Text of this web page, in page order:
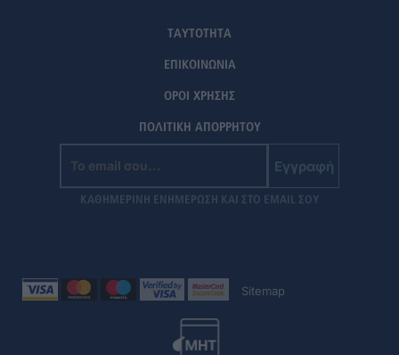
ΤΑΥΤΟΤΗΤΑ
ΕΠΙΚΟΙΝΩΝΙΑ
ΟΡΟΙ ΧΡΗΣΗΣ
ΠΟΛΙΤΙΚΗ ΑΠΟΡΡΗΤΟΥ
Εγγραφή
ΚΑΘΗΜΕΡΙΝΗ ΕΝΗΜΕΡΩΣΗ ΚΑΙ ΣΤΟ EMAIL ΣΟΥ
Sitemap